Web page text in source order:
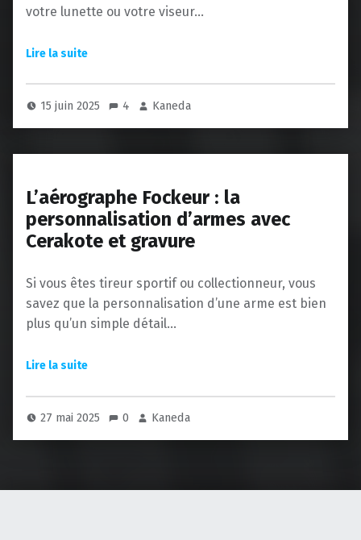
votre lunette ou votre viseur…
15 juin 2025 4 Kaneda
L’aérographe Fockeur : la
personnalisation d’armes avec
Cerakote et gravure
Si vous êtes tireur sportif ou collectionneur, vous
savez que la personnalisation d’une arme est bien
plus qu’un simple détail…
27 mai 2025 0 Kaneda